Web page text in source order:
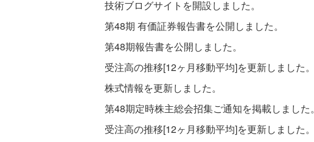
技術ブログサイトを開設しました。
第48期 有価証券報告書を公開しました。
第48期報告書を公開しました。
受注高の推移[12ヶ月移動平均]を更新しました。
株式情報を更新しました。
第48期定時株主総会招集ご通知を掲載しました。
受注高の推移[12ヶ月移動平均]を更新しました。